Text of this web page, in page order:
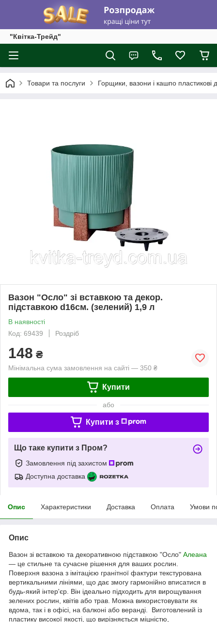
"Квітка-Трейд"
Товари та послуги Горщики, вазони і кашпо пластикові
Вазон "Осло" зі вставкою та декор.
підставкою d16см. (зелений) 1,9 л
В наявності
Код: 69439
Роздріб
148 ₴
Мінімальна сума замовлення на сайті — 350 ₴
Купити
або
Купити з
Що таке купити з Пром?
Замовлення під захистом
Доступна доставка
Опис Характеристики Доставка Оплата Умови
Опис
Вазон зі вставкою та декоративною підставкою "Осло" Алеана
— це стильне та сучасне рішення для ваших рослин.
Поверхня вазона з імітацією гранітної фактури текстурована
вертикальними лініями, що дає змогу гармонійно вписатися в
будь-який інтер'єр. Він ідеально підходить для вирощування
зелених рослин, квітів або трав. Можна використовувати як
вдома, так і в офісі, на балконі або веранді. Виготовлений із
пластику високої якості, що вирізняється міцністю,